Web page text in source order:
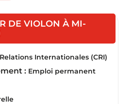
DE VIOLON À MI-
Internationales (CRI)
: Emploi permanent